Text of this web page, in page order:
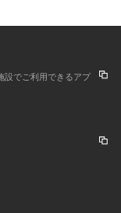
設でご利用できるアプ